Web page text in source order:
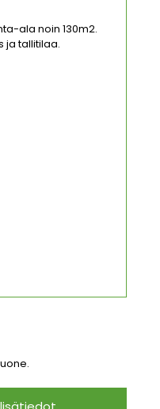
ala noin 130m2.
ja tallitilaa.